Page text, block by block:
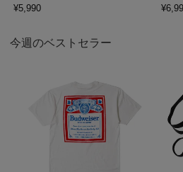
¥5,990
¥
今週のベストセラー